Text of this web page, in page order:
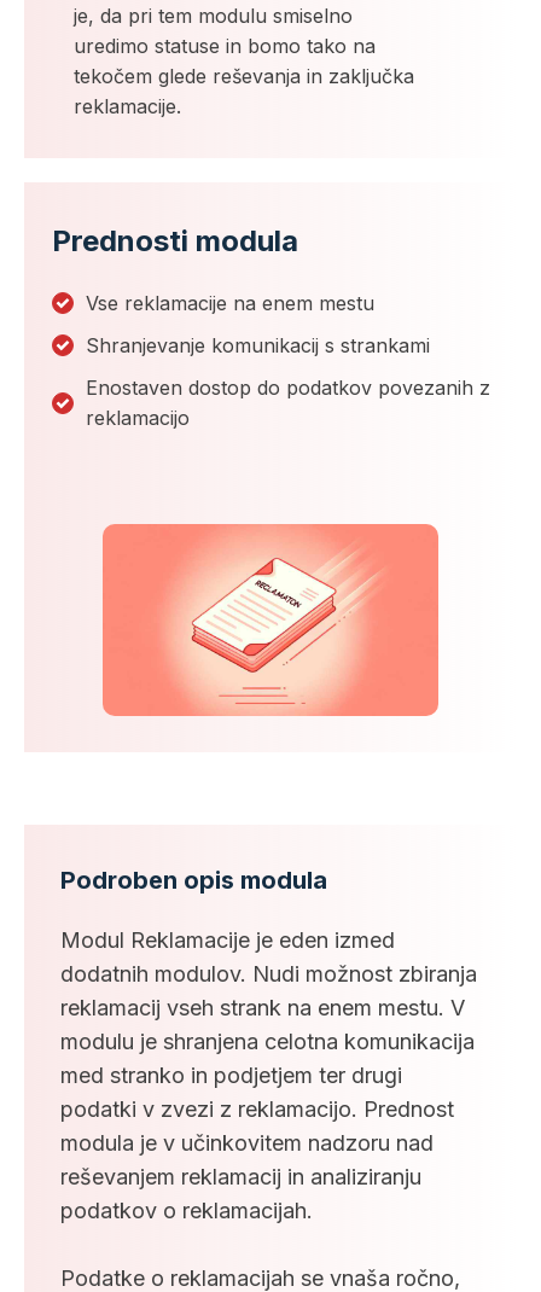
je, da pri tem modulu smiselno
uredimo statuse in bomo tako na
tekočem glede reševanja in zaključka
reklamacije.
Prednosti modula
Vse reklamacije na enem mestu
Shranjevanje komunikacij s strankami
Enostaven dostop do podatkov povezanih z
reklamacijo
Podroben opis modula
Modul Reklamacije je eden izmed
dodatnih modulov. Nudi možnost zbiranja
reklamacij vseh strank na enem mestu. V
modulu je shranjena celotna komunikacija
med stranko in podjetjem ter drugi
podatki v zvezi z reklamacijo. Prednost
modula je v učinkovitem nadzoru nad
reševanjem reklamacij in analiziranju
podatkov o reklamacijah.
Podatke o reklamacijah se vnaša ročno,